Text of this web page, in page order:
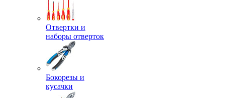
Отвертки и
наборы отверток
Бокорезы и
кусачки